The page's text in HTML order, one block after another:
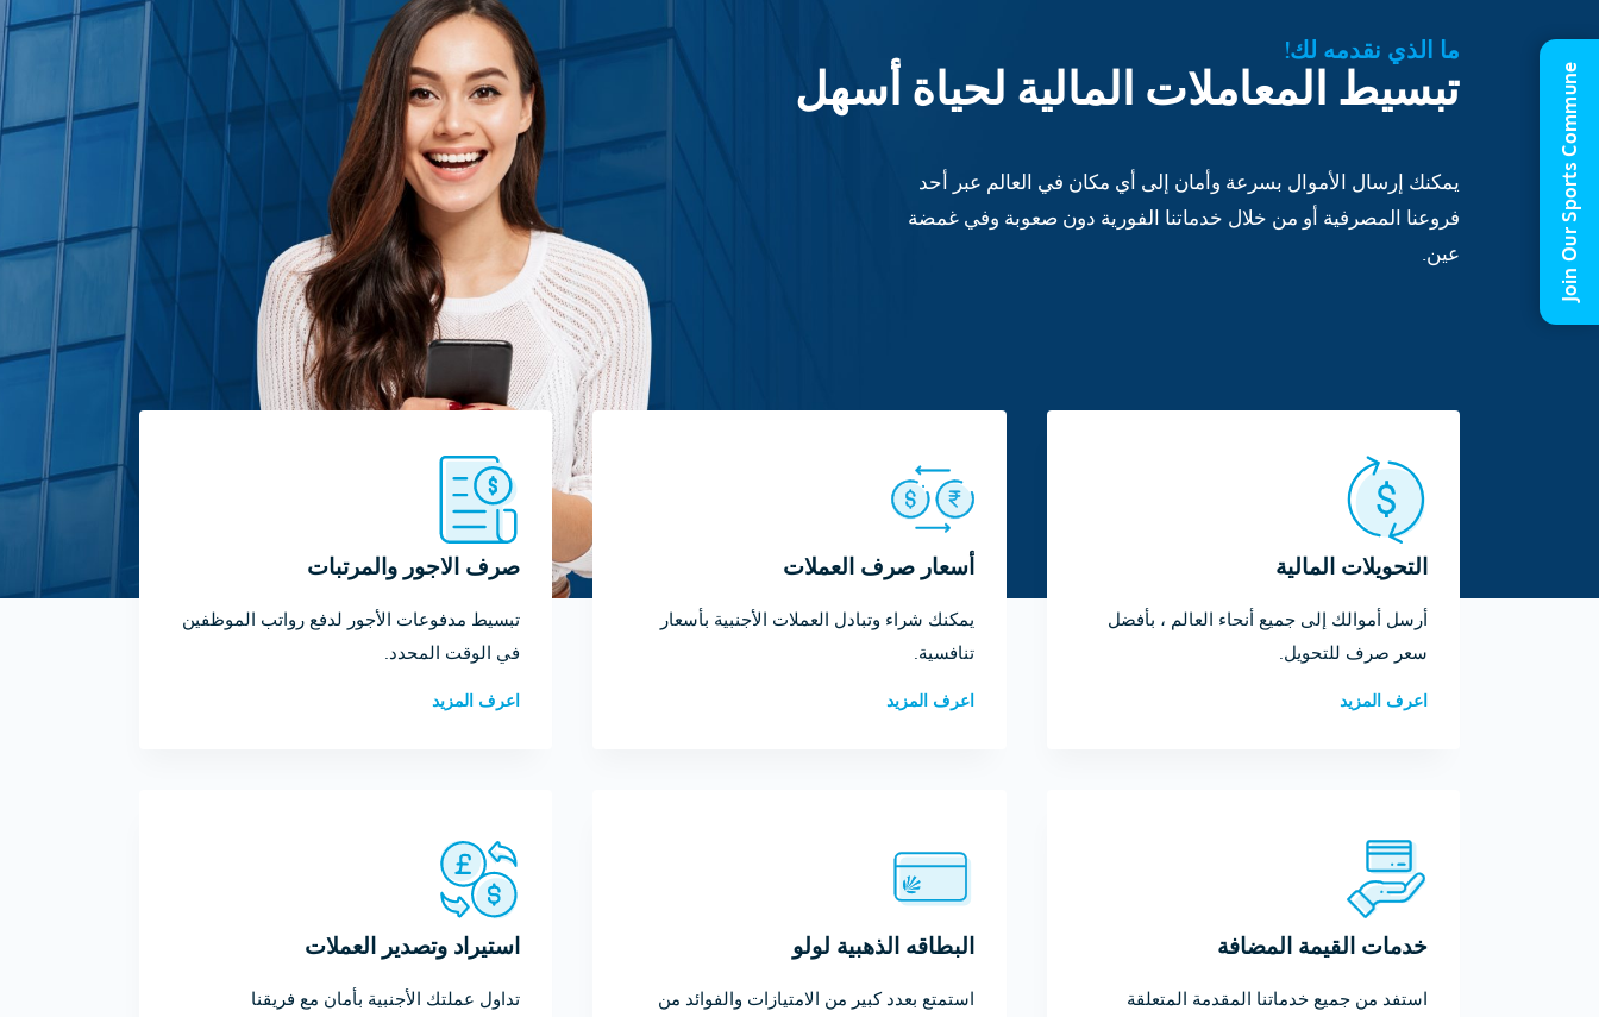
ما الذي نقدمه لك!
تبسيط المعاملات المالية لحياة أسهل
يمكنك إرسال الأموال بسرعة وأمان إلى أي مكان في العالم عبر أحد
فروعنا المصرفية أو من خلال خدماتنا الفورية دون صعوبة وفي غمضة
عين.
التحويلات المالية
أرسل أموالك إلى جميع أنحاء العالم ، بأفضل
سعر صرف للتحويل.
اعرف المزيد
أسعار صرف العملات
يمكنك شراء وتبادل العملات الأجنبية بأسعار
تنافسية.
اعرف المزيد
صرف الاجور والمرتبات
تبسيط مدفوعات الأجور لدفع رواتب الموظفين
في الوقت المحدد.
اعرف المزيد
خدمات القيمة المضافة
استفد من جميع خدماتنا المقدمة المتعلقة
البطاقه الذهبية لولو
استمتع بعدد كبير من الامتيازات والفوائد من
استيراد وتصدير العملات
تداول عملتك الأجنبية بأمان مع فريقنا
Join Our Sports Commune